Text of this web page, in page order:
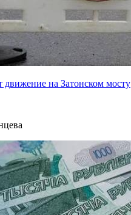
движение на Затонском мосту